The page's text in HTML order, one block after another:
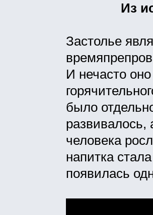
Из
Застолье
И нечасто
было
развивалось,
человека
напитка
появилась